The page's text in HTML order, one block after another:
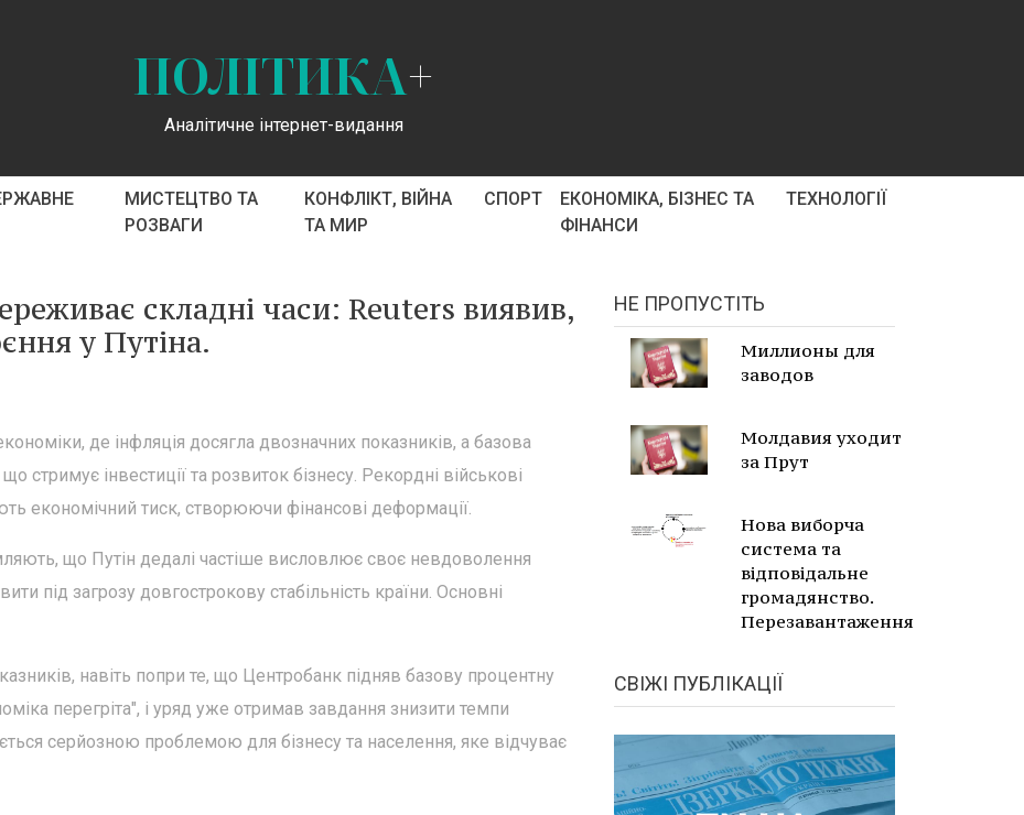
ПОЛІТИКА+
Аналітичне інтернет-видання
МИСТЕЦТВО ТА
РОЗВАГИ
КОНФЛІКТ, ВІЙНА
ТА МИР
СПОРТ
ЕКОНОМІКА, БІЗНЕС ТА
ФІНАНСИ
ТЕХНОЛОГІЇ
складні часи: Reuters виявив,
у Путіна.
де інфляція досягла двозначних показників, а базова
стримує інвестиції та розвиток бізнесу. Рекордні військові
економічний тиск, створюючи фінансові деформації.
що Путін дедалі частіше висловлює своє невдоволення
під загрозу довгострокову стабільність країни. Основні
навіть попри те, що Центробанк підняв базову процентну
перегріта", і уряд уже отримав завдання знизити темпи
серйозною проблемою для бізнесу та населення, яке відчуває
НЕ ПРОПУСТІТЬ
Миллионы для
заводов
Молдавия уходит
за Прут
Нова виборча
система та
відповідальне
громадянство.
Перезавантаження
СВІЖІ ПУБЛІКАЦІЇ